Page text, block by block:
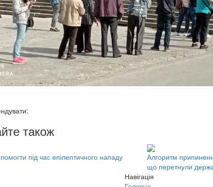
також
під час епілептичного нападу
Алгоритм
що перетнули
Навігація